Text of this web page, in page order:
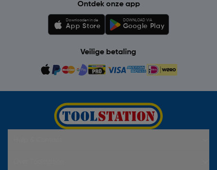
Ontdek onze app
Downloaden in de
App Store
DOWNLOAD VIA
Google Play
Veilige betaling